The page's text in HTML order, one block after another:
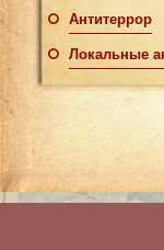
Антитеррор
Локальные